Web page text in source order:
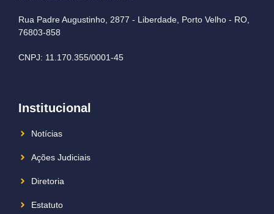
Rua Padre Augustinho, 2877 - Liberdade, Porto Velho - RO,
76803-858
CNPJ: 11.170.355/0001-45
Institucional
Notícias
Ações Judiciais
Diretoria
Estatuto